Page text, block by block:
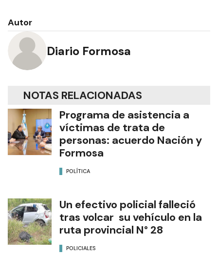
Autor
Diario Formosa
NOTAS RELACIONADAS
Programa de asistencia a
víctimas de trata de
personas: acuerdo Nación y
Formosa
POLÍTICA
Un efectivo policial falleció
tras volcar su vehículo en la
ruta provincial N° 28
POLICIALES